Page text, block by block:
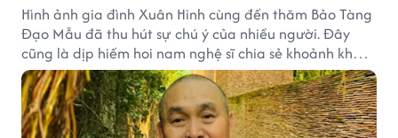
Hình ảnh gia đình Xuân Hinh cùng đến thăm Bảo Tàng
Đạo Mẫu đã thu hút sự chú ý của nhiều người. Đây
cũng là dịp hiếm hoi nam nghệ sĩ chia sẻ khoảnh khắc
sum họp bên người thân tại công trình văn hóa tâm
huyết của mình.